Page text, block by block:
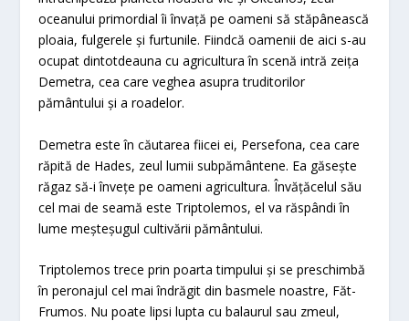
oceanului primordial îi învață pe oameni să stăpânească
ploaia, fulgerele și furtunile. Fiindcă oamenii de aici s-au
ocupat dintotdeauna cu agricultura în scenă intră zeița
Demetra, cea care veghea asupra truditorilor
pământului și a roadelor.
Demetra este în căutarea fiicei ei, Persefona, cea care
răpită de Hades, zeul lumii subpământene. Ea găsește
răgaz să-i învețe pe oameni agricultura. Învățăcelul său
cel mai de seamă este Triptolemos, el va răspândi în
lume meșteșugul cultivării pământului.
Triptolemos trece prin poarta timpului și se preschimbă
în peronajul cel mai îndrăgit din basmele noastre, Făt-
Frumos. Nu poate lipsi lupta cu balaurul sau zmeul,